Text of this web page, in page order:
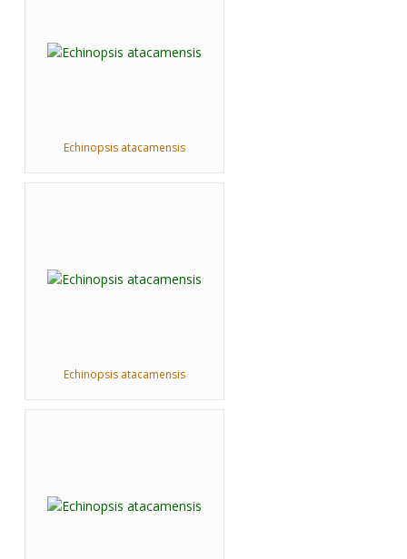
Echinopsis atacamensis
Echinopsis atacamensis